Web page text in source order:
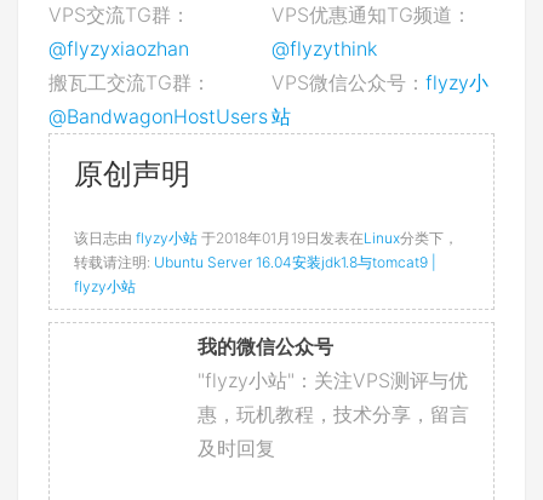
VPS交流TG群：
@flyzyxiaozhan
VPS优惠通知TG频道：
@flyzythink
搬瓦工交流TG群：
@BandwagonHostUsers
VPS微信公众号： flyzy小
站
原创声明
该日志由 flyzy小站 于2018年01月19日发表在Linux分类下，
转载请注明: Ubuntu Server 16.04安装jdk1.8与tomcat9 |
flyzy小站
我的微信公众号
"flyzy小站"：关注VPS测评与优
惠，玩机教程，技术分享，留言
及时回复